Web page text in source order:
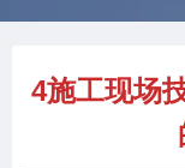
4施工现场